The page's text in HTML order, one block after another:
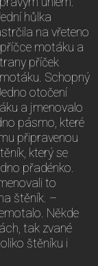
hůlka
na vřeteno
motáku a
příček
Schopný
otočení
a jmenovalo
pásmo, které
připravenou
který se
přadénko.
to
štěník. –
Někde
tak zvané
štěníku i